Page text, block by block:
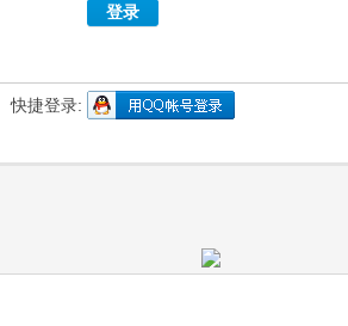
登录
快捷登录: